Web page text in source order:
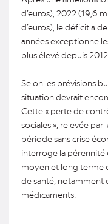
d’euros), 2022 (19,6
d’euros), le déficit a
années
plus élevé depuis 2012.
Selon les prévisions
situation devrait
Cette « perte de
sociales », relevée
période sans crise
interroge la pérennité
moyen et long terme
de santé, notamment
médicaments.